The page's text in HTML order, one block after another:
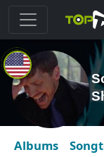
Albums